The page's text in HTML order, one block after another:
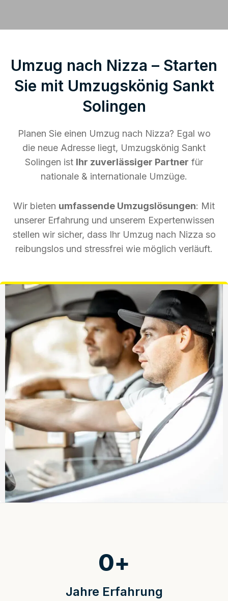
Umzug nach Nizza – Starten
Sie mit Umzugskönig Sankt
Solingen
Planen Sie einen Umzug nach Nizza? Egal wo
die neue Adresse liegt, Umzugskönig Sankt
Solingen ist Ihr zuverlässiger Partner für
nationale & internationale Umzüge.
Wir bieten umfassende Umzugslösungen: Mit
unserer Erfahrung und unserem Expertenwissen
stellen wir sicher, dass Ihr Umzug nach Nizza so
reibungslos und stressfrei wie möglich verläuft.
Jahre Erfahrung
0+